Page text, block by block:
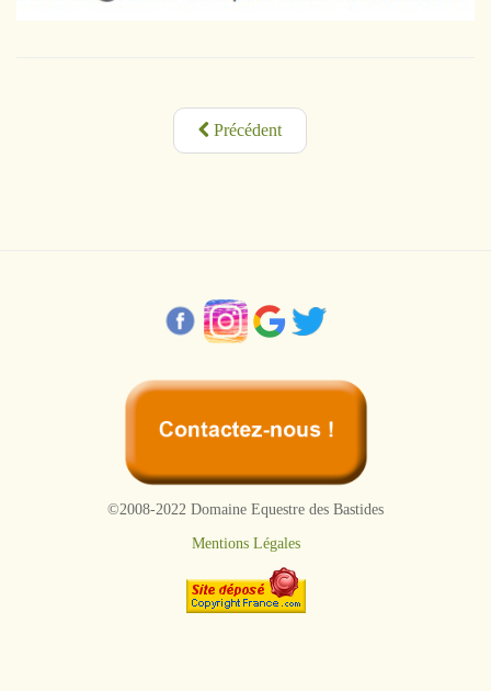
Précédent
©2008-2022 Domaine Equestre des Bastides
Mentions Légales